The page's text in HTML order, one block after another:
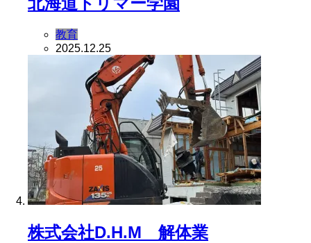
教育
2025.12.25
株式会社D.H.M 解体業